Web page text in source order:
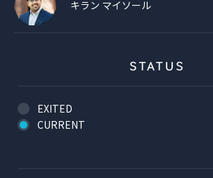
キラン マイソール
STATUS
EXITED
CURRENT